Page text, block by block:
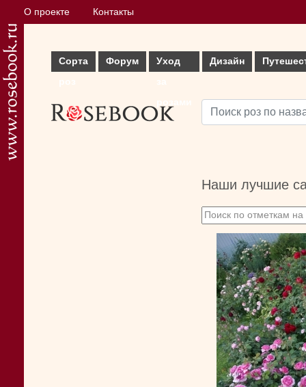
О проекте Контакты
Сорта
Форум
Уход
Дизайн
Наши лучшие